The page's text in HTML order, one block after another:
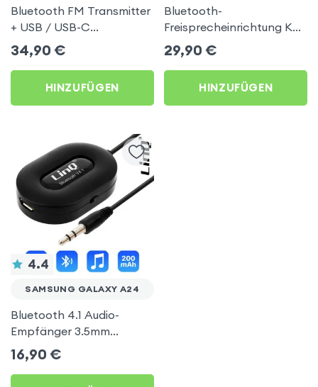
Bluetooth FM Transmitter
+ USB / USB-C
Zigarettenanzünder-
Ladegerät, 4Smarts –
Schwarz
34,90 €
HINZUFÜGEN
Bluetooth-
Freisprecheinrichtung KX1
Car Kit - Schwarz für
Samsung Galaxy A24
29,90 €
HINZUFÜGEN
4.4
SAMSUNG GALAXY A24
Bluetooth 4.1 Audio-
Empfänger 3.5mm
Klinkenadapter, LinQ –
Schwarz für Samsung
Galaxy A24
16,90 €